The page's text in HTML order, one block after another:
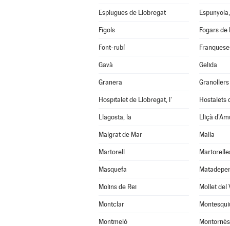
Esplugues de Llobregat
Fígols Fogars de
Font-rubí
Gavà Gelida
Granera Granollers
Hospitalet de Llobregat, l' Hostalets
Llagosta, la Lliçà
Malgrat de Mar Malla
Martorell
Masquefa
Molins de Rei Mollet del
Montclar
Montmeló